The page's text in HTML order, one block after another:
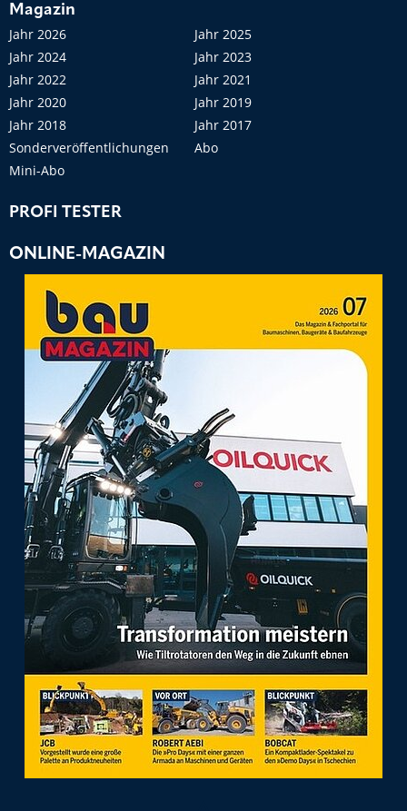
Magazin
Jahr 2026
Jahr 2025
Jahr 2024
Jahr 2023
Jahr 2022
Jahr 2021
Jahr 2020
Jahr 2019
Jahr 2018
Jahr 2017
Sonderveröffentlichungen
Abo
Mini-Abo
PROFI TESTER
ONLINE-MAGAZIN